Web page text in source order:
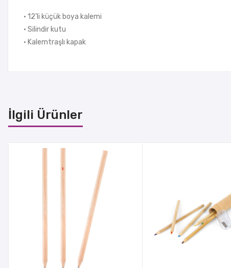
• 12’li küçük boya kalemi
• Silindir kutu
• Kalemtraşlı kapak
İlgili Ürünler